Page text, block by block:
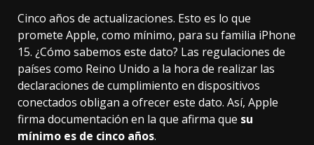
Cinco años de actualizaciones. Esto es lo que
promete Apple, como mínimo, para su familia iPhone
15. ¿Cómo sabemos este dato? Las regulaciones de
países como Reino Unido a la hora de realizar las
declaraciones de cumplimiento en dispositivos
conectados obligan a ofrecer este dato. Así, Apple
firma documentación en la que afirma que su
mínimo es de cinco años.